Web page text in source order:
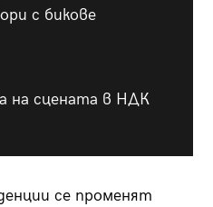
с бикове
на сцената в НДК
се променят